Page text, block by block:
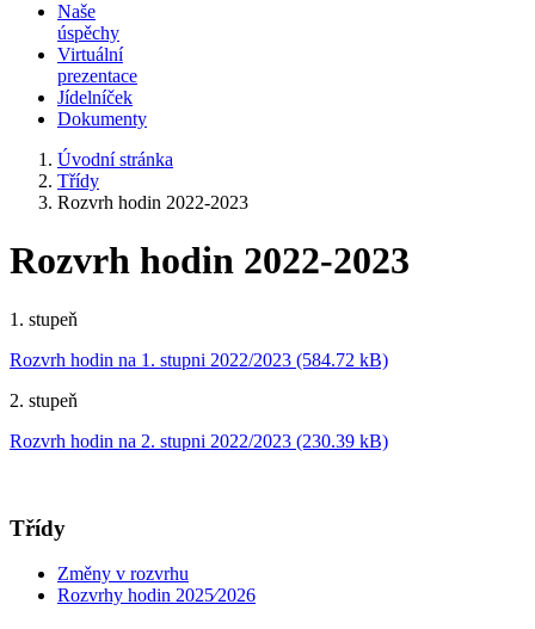
Naše
úspěchy
Virtuální
prezentace
Jídelníček
Dokumenty
Úvodní stránka
Třídy
Rozvrh hodin 2022-2023
Rozvrh hodin 2022-2023
1. stupeň
Rozvrh hodin na 1. stupni 2022/2023 (584.72 kB)
2. stupeň
Rozvrh hodin na 2. stupni 2022/2023 (230.39 kB)
Třídy
Změny v rozvrhu
Rozvrhy hodin 2025⁄2026